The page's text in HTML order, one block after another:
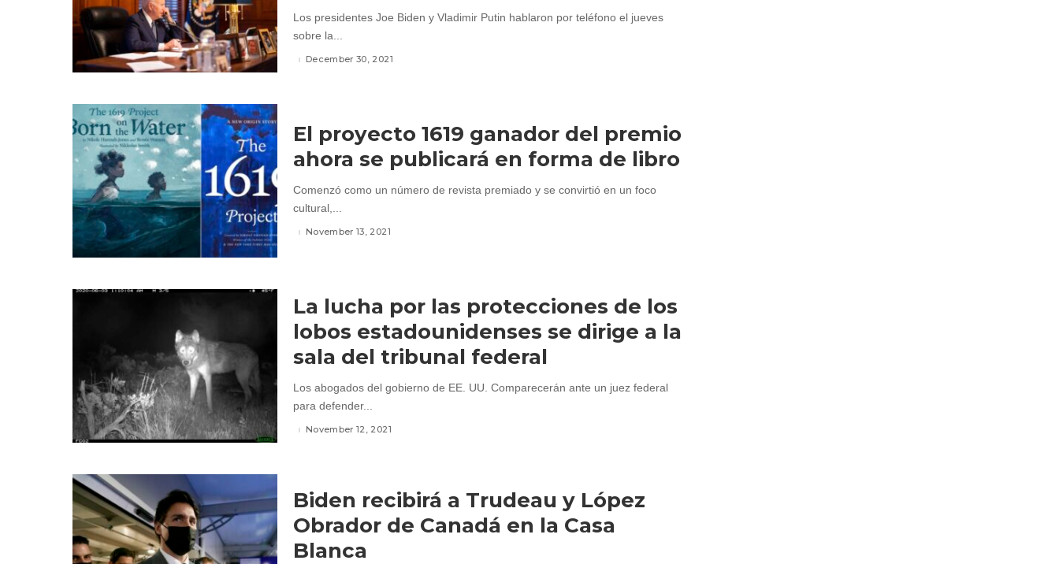
Los presidentes Joe Biden y Vladimir Putin hablaron por teléfono el jueves
sobre la...
December 30, 2021
El proyecto 1619 ganador del premio
ahora se publicará en forma de libro
Comenzó como un número de revista premiado y se convirtió en un foco
cultural,...
November 13, 2021
La lucha por las protecciones de los
lobos estadounidenses se dirige a la
sala del tribunal federal
Los abogados del gobierno de EE. UU. Comparecerán ante un juez federal
para defender...
November 12, 2021
Biden recibirá a Trudeau y López
Obrador de Canadá en la Casa
Blanca